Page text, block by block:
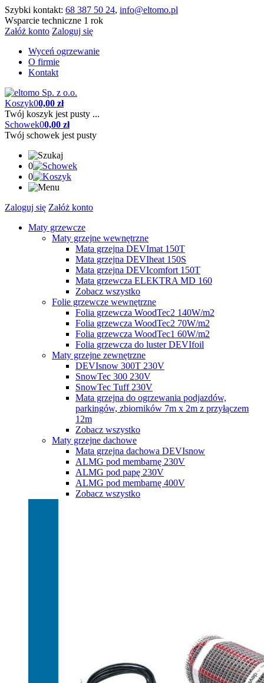
Szybki kontakt: 68 387 50 24, info@eltomo.pl
Wsparcie techniczne 1 rok
Załóż konto Zaloguj się
Wyceń ogrzewanie
O firmie
Kontakt
Koszyk00,00 zł
Twój koszyk jest pusty ...
Schowek00,00 zł
Twój schowek jest pusty
0
0
Zaloguj się Załóż konto
Maty grzewcze
Maty grzejne wewnętrzne
Mata grzejna DEVImat 150T
Mata grzejna DEVIheat 150S
Mata grzejna DEVIcomfort 150T
Mata grzewcza ELEKTRA MD 160
Zobacz wszystko
Folie grzewcze wewnętrzne
Folia grzewcza WoodTec2 140W/m2
Folia grzewcza WoodTec2 70W/m2
Folia grzewcza WoodTec1 60W/m2
Folia grzewcza do luster DEVIfoil
Maty grzejne zewnętrzne
DEVIsnow 300T 230V
SnowTec 300 230V
SnowTec Tuff 230V
Mata grzejna do ogrzewania podjazdów,
parkingów, zbiorników 7m x 2m z przyłączem
12m
Zobacz wszystko
Maty grzejne dachowe
Mata grzejna dachowa DEVIsnow
ALMG pod membarnę 230V
ALMG pod papę 230V
ALMG pod membarnę 400V
Zobacz wszystko